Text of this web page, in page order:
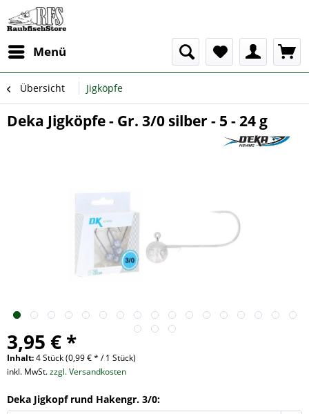
Menü
Übersicht Jigköpfe
Deka Jigköpfe - Gr. 3/0 silber - 5 - 24 g
3,95 € *
Inhalt:4 Stück (0,99 € * / 1 Stück)
inkl. MwSt.zzgl. Versandkosten
Deka Jigkopf rund Hakengr. 3/0: